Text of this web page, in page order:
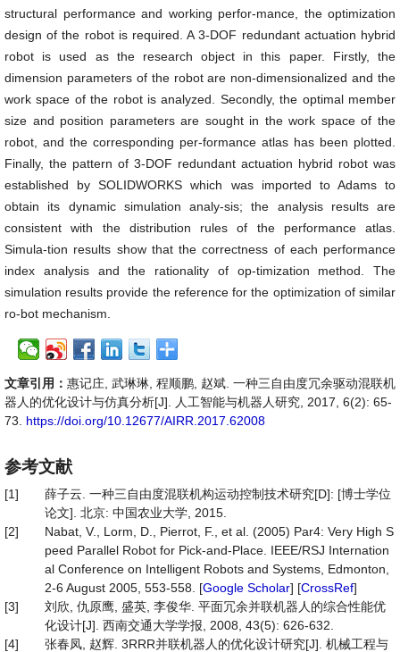
structural performance and working perfor-mance, the optimization
design of the robot is required. A 3-DOF redundant actuation hybrid
robot is used as the research object in this paper. Firstly, the
dimension parameters of the robot are non-dimensionalized and the
work space of the robot is analyzed. Secondly, the optimal member
size and position parameters are sought in the work space of the
robot, and the corresponding per-formance atlas has been plotted.
Finally, the pattern of 3-DOF redundant actuation hybrid robot was
established by SOLIDWORKS which was imported to Adams to
obtain its dynamic simulation analy-sis; the analysis results are
consistent with the distribution rules of the performance atlas.
Simula-tion results show that the correctness of each performance
index analysis and the rationality of op-timization method. The
simulation results provide the reference for the optimization of similar
ro-bot mechanism.
文章引用： 惠记庄, 武琳琳, 程顺鹏, 赵斌. 一种三自由度冗余驱动混联机
器人的优化设计与仿真分析[J]. 人工智能与机器人研究, 2017, 6(2): 65-
73. https://doi.org/10.12677/AIRR.2017.62008
参考文献
[1]
薛子云. 一种三自由度混联机构运动控制技术研究[D]: [博士学位
论文]. 北京: 中国农业大学, 2015.
[2]
Nabat, V., Lorm, D., Pierrot, F., et al. (2005) Par4: Very High S
peed Parallel Robot for Pick-and-Place. IEEE/RSJ Internation
al Conference on Intelligent Robots and Systems, Edmonton,
2-6 August 2005, 553-558. [Google Scholar] [CrossRef]
[3]
刘欣, 仇原鹰, 盛英, 李俊华. 平面冗余并联机器人的综合性能优
化设计[J]. 西南交通大学学报, 2008, 43(5): 626-632.
[4]
张春凤, 赵辉. 3RRR并联机器人的优化设计研究[J]. 机械工程与